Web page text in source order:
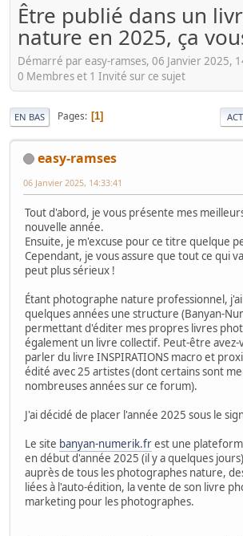
Être publié dans un
nature en 2025, ça
Démarré par easy-ramses, 06 Janvier 2025,
0 Membres et 1 Invité sur ce sujet
EN BAS Pages 1
easy-ramses
06 Janvier 2025, 14:33:41
Tout d'abord, je vous présente mes
nouvelle année.
Ensuite, je m'excuse pour ce titre quelque
Cependant, je vous assure que tout ce qui
peut plus sérieux !
Étant photographe nature professionnel, j'ai
quelques années une structure (Banyan-
permettant d'éditer mes propres livres
également un livre collectif. Peut-être avez-
parler du livre INSPIRATIONS macro et
édité avec 25 artistes (dont certains sont
nombreuses années sur ce forum).
J'ai décidé de placer l'année 2025 sous le
Le site banyan-numerik.frest une
en début d'année 2025 (il y a quelques
auprès de tous les photographes nature,
liées à l'auto-édition, la vente de son livre
marketing pour les photographes.